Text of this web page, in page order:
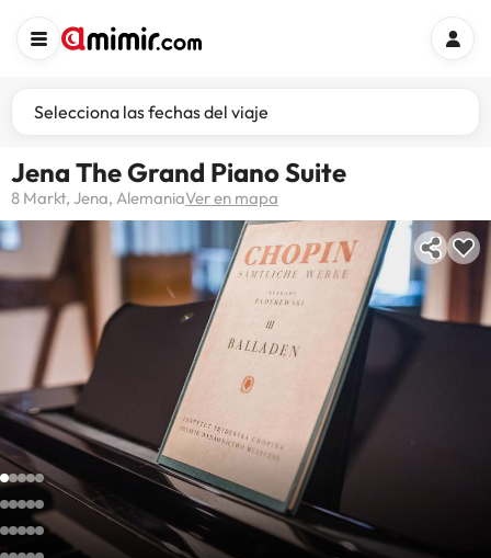
Selecciona las fechas del viaje
Jena The Grand Piano Suite
8 Markt, Jena, AlemaniaVer en mapa